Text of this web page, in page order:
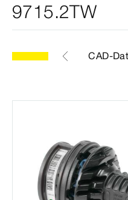
9715.2TW
Etiketten CAD-